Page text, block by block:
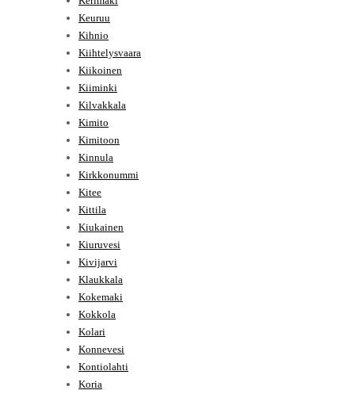
Keuruu
Kihnio
Kiihtelysvaara
Kiikoinen
Kiiminki
Kilvakkala
Kimito
Kimitoon
Kinnula
Kirkkonummi
Kitee
Kittila
Kiukainen
Kiuruvesi
Kivijarvi
Klaukkala
Kokemaki
Kokkola
Kolari
Konnevesi
Kontiolahti
Koria